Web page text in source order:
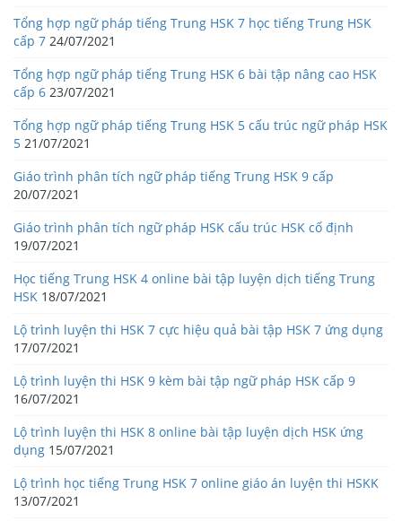
Tổng hợp ngữ pháp tiếng Trung HSK 7 học tiếng Trung HSK
cấp 7 24/07/2021
Tổng hợp ngữ pháp tiếng Trung HSK 6 bài tập nâng cao HSK
cấp 6 23/07/2021
Tổng hợp ngữ pháp tiếng Trung HSK 5 cấu trúc ngữ pháp HSK
5 21/07/2021
Giáo trình phân tích ngữ pháp tiếng Trung HSK 9 cấp
20/07/2021
Giáo trình phân tích ngữ pháp HSK cấu trúc HSK cố định
19/07/2021
Học tiếng Trung HSK 4 online bài tập luyện dịch tiếng Trung
HSK 18/07/2021
Lộ trình luyện thi HSK 7 cực hiệu quả bài tập HSK 7 ứng dụng
17/07/2021
Lộ trình luyện thi HSK 9 kèm bài tập ngữ pháp HSK cấp 9
16/07/2021
Lộ trình luyện thi HSK 8 online bài tập luyện dịch HSK ứng
dụng 15/07/2021
Lộ trình học tiếng Trung HSK 7 online giáo án luyện thi HSKK
13/07/2021